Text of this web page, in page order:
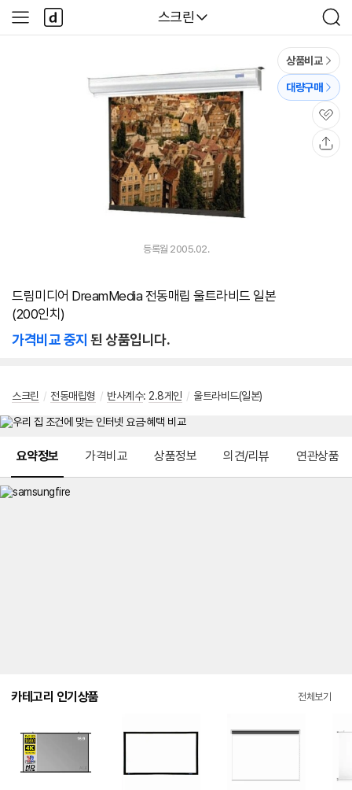
다나와
스크린
검
색
사
이
다
나
와
상품비교
대량구매
관
심
등록월 2005.02.
드림미디어 DreamMedia 전동매립 울트라비드 일본
(200인치)
가격비교 중지 된 상품입니다.
스크린 / 전동매립형 / 반사계수: 2.8게인 / 울트라비드(일본)
요약정보 가격비교 상품정보 의견/리뷰 연관상품
카테고리 인기상품 전체보기